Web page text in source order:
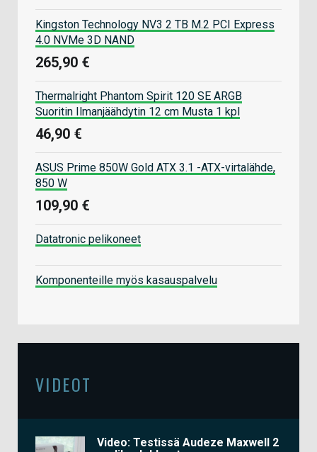
Kingston Technology NV3 2 TB M.2 PCI Express
4.0 NVMe 3D NAND
265,90 €
Thermalright Phantom Spirit 120 SE ARGB
Suoritin Ilmanjäähdytin 12 cm Musta 1 kpl
46,90 €
ASUS Prime 850W Gold ATX 3.1 -ATX-virtalähde,
850 W
109,90 €
Datatronic pelikoneet
Komponenteille myös kasauspalvelu
VIDEOT
Video: Testissä Audeze Maxwell 2